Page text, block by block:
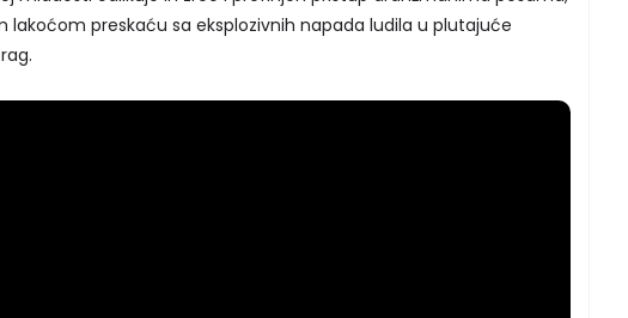
lakoćom preskaću sa eksplozivnih napada ludila u plutajuće